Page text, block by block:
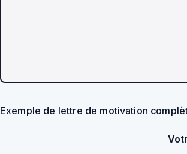
Exemple de lettre de motivation